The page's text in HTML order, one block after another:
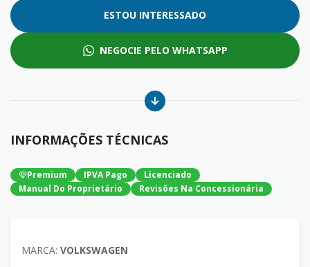
ESTOU INTERESSADO
NEGOCIE PELO WHATSAPP
INFORMAÇÕES TÉCNICAS
Premium IPVA Pago
Licenciado
Manual Do Proprietário
Revisões Na Concessionária
MARCA: VOLKSWAGEN